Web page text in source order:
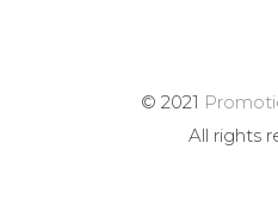
© 2021
All rights